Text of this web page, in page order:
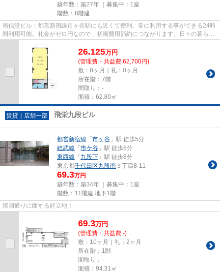
築年数：築27年 ｜募集中： 1室
階数：8階建
南信堂ビル：都営新宿線市ヶ谷駅にも近くて便利。常に利用する事ができる24時
間利用可能。礼金がゼロ円なので、初期費用節約につながります。日々の暮らし
26.125万円
(管理費・共益費 62,700円)
敷：8ヶ月｜礼：0ヶ月
所在階：7階
間取り：-
面積：62.80㎡
賃貸｜店舗一部 飛栄九段ビル
都営新宿線 「 市ヶ谷 」駅 徒歩5分
総武線 「 市ケ谷 」駅 徒歩6分
東西線 「 九段下 」駅 徒歩8分
東京都千代田区九段南 ３丁目8-11
69.3万円
築年数：築34年 ｜募集中： 1室
階数：11階建 地下1階
靖国通りに面する好立地！
69.3万円
(管理費・共益費 -)
敷：10ヶ月｜礼：2ヶ月
所在階：1階
間取り：-
面積：94.31㎡